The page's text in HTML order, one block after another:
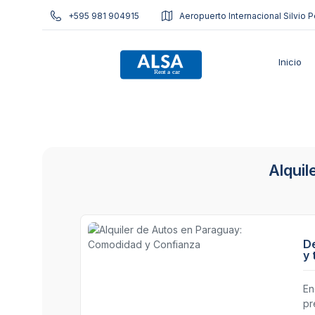
+595 981 904915 Aeropuerto Internacional Silvio
Inicio
y